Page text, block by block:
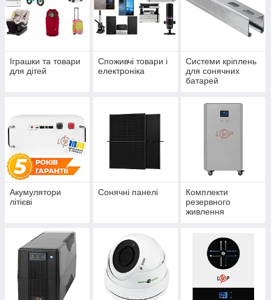
Іграшки та товари
для дітей
Споживчі товари і
електроніка
Системи кріплень
для сонячних
батарей
Акумулятори
літієві
Сонячні панелі
Комплекти
резервного
живлення